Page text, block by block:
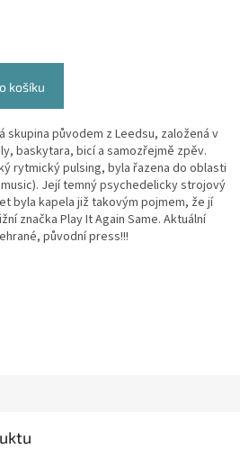
košíku
skupina původem z Leedsu, založená v
baskytara, bicí a samozřejmě zpěv.
rytmický pulsing, byla řazena do oblasti
Její temný psychedelicky strojový
byla kapela již takovým pojmem, že jí
značka Play It Again Same. Aktuální
původní press!!!